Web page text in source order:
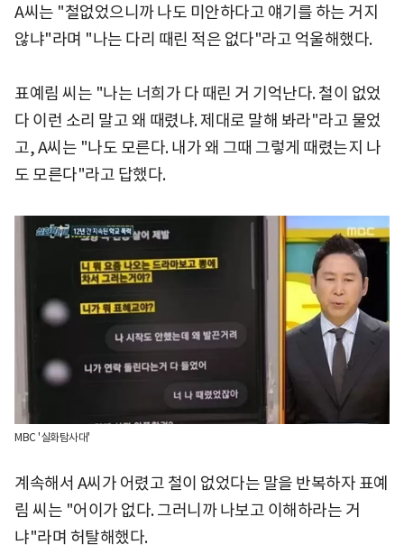
A씨는 "철없었으니까 나도 미안하다고 얘기를 하는 거지
않냐"라며 "나는 다리 때린 적은 없다"라고 억울해했다.
표예림 씨는 "나는 너희가 다 때린 거 기억난다. 철이 없었
다 이런 소리 말고 왜 때렸냐. 제대로 말해 봐라"라고 물었
고, A씨는 "나도 모른다. 내가 왜 그때 그렇게 때렸는지 나
도 모른다"라고 답했다.
MBC '실화탐사대'
계속해서 A씨가 어렸고 철이 없었다는 말을 반복하자 표예
림 씨는 "어이가 없다. 그러니까 나보고 이해하라는 거
냐"라며 허탈해했다.